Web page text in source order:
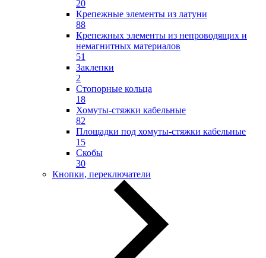
20
Крепежные элементы из латуни
88
Крепежных элементы из непроводящих и
немагнитных материалов
51
Заклепки
2
Стопорные кольца
18
Хомуты-стяжки кабельные
82
Площадки под хомуты-стяжки кабельные
15
Скобы
30
Кнопки, переключатели